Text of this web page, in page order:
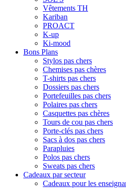
Vêtements TH
Kariban
PROACT
K-up
Ki-mood
Bons Plans
Stylos pas chers
Chemises pas chères
T-shirts pas chers
Dossiers pas chers
Portefeuilles pas chers
Polaires pas chers
Casquettes pas chères
Tours de cou pas chers
Porte-clés pas chers
Sacs à dos pas chers
Parapluies
Polos pas chers
Sweats pas chers
Cadeaux par secteur
Cadeaux pour les